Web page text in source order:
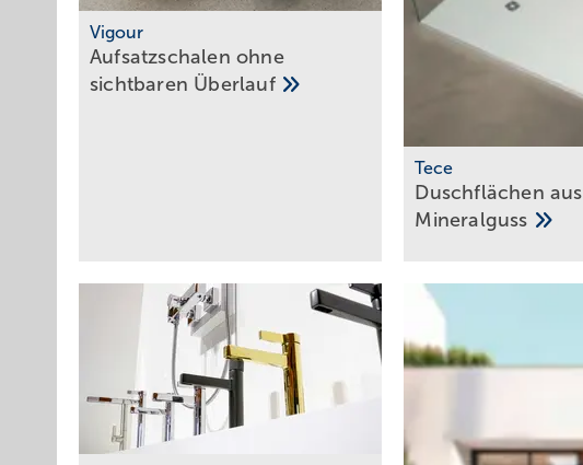
Vigour
Aufsatzschalen ohne
sichtbaren Überlauf
Tece
Duschflächen aus
Mineralguss